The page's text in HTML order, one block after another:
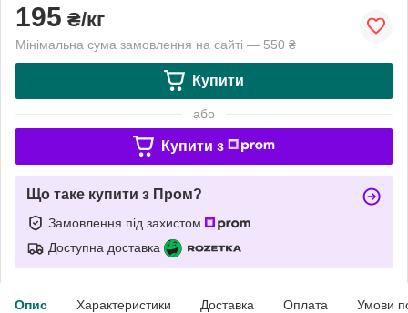
195 ₴/кг
Мінімальна сума замовлення на сайті — 550 ₴
Купити
або
Купити з
Що таке купити з Пром?
Замовлення під захистом
Доступна доставка
Опис Характеристики Доставка Оплата Умови